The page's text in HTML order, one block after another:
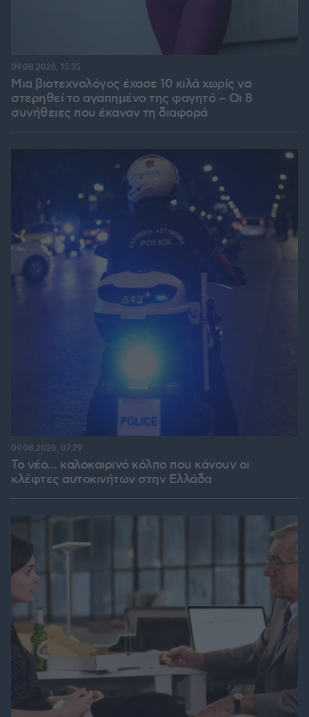
Μια βιοτεχνολόγος έχασε 10 κιλά χωρίς να
στερηθεί το αγαπημένο της φαγητό – Οι 8
συνήθειες που έκαναν τη διαφορά
09.08.2026, 15:35
Το νέο... καλοκαιρινό κόλπο που κάνουν οι
κλέφτες αυτοκινήτων στην Ελλάδα
09.08.2026, 07:29